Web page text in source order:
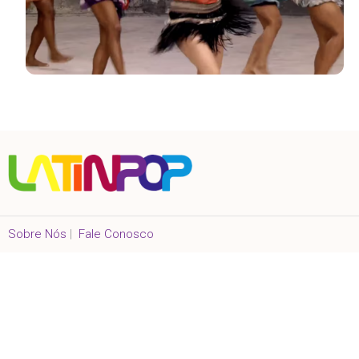
Sobre Nós | Fale Conosco